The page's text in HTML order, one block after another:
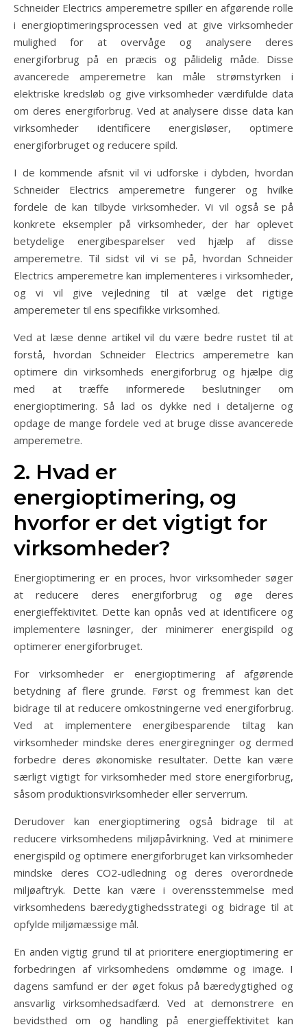
Schneider Electrics amperemetre spiller en afgørende rolle
i energioptimeringsprocessen ved at give virksomheder
mulighed for at overvåge og analysere deres
energiforbrug på en præcis og pålidelig måde. Disse
avancerede amperemetre kan måle strømstyrken i
elektriske kredsløb og give virksomheder værdifulde data
om deres energiforbrug. Ved at analysere disse data kan
virksomheder identificere energisløser, optimere
energiforbruget og reducere spild.
I de kommende afsnit vil vi udforske i dybden, hvordan
Schneider Electrics amperemetre fungerer og hvilke
fordele de kan tilbyde virksomheder. Vi vil også se på
konkrete eksempler på virksomheder, der har oplevet
betydelige energibesparelser ved hjælp af disse
amperemetre. Til sidst vil vi se på, hvordan Schneider
Electrics amperemetre kan implementeres i virksomheder,
og vi vil give vejledning til at vælge det rigtige
amperemeter til ens specifikke virksomhed.
Ved at læse denne artikel vil du være bedre rustet til at
forstå, hvordan Schneider Electrics amperemetre kan
optimere din virksomheds energiforbrug og hjælpe dig
med at træffe informerede beslutninger om
energioptimering. Så lad os dykke ned i detaljerne og
opdage de mange fordele ved at bruge disse avancerede
amperemetre.
2. Hvad er
energioptimering, og
hvorfor er det vigtigt for
virksomheder?
Energioptimering er en proces, hvor virksomheder søger
at reducere deres energiforbrug og øge deres
energieffektivitet. Dette kan opnås ved at identificere og
implementere løsninger, der minimerer energispild og
optimerer energiforbruget.
For virksomheder er energioptimering af afgørende
betydning af flere grunde. Først og fremmest kan det
bidrage til at reducere omkostningerne ved energiforbrug.
Ved at implementere energibesparende tiltag kan
virksomheder mindske deres energiregninger og dermed
forbedre deres økonomiske resultater. Dette kan være
særligt vigtigt for virksomheder med store energiforbrug,
såsom produktionsvirksomheder eller serverrum.
Derudover kan energioptimering også bidrage til at
reducere virksomhedens miljøpåvirkning. Ved at minimere
energispild og optimere energiforbruget kan virksomheder
mindske deres CO2-udledning og deres overordnede
miljøaftryk. Dette kan være i overensstemmelse med
virksomhedens bæredygtighedsstrategi og bidrage til at
opfylde miljømæssige mål.
En anden vigtig grund til at prioritere energioptimering er
forbedringen af virksomhedens omdømme og image. I
dagens samfund er der øget fokus på bæredygtighed og
ansvarlig virksomhedsadfærd. Ved at demonstrere en
bevidsthed om og handling på energieffektivitet kan